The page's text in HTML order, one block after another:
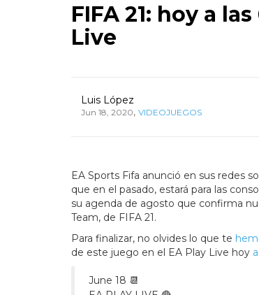
FIFA 21: hoy a
Live
Luis López
Jun 18, 2020, VIDEOJUEGOS
EA Sports Fifa anunció en sus redes
que en el pasado, estará para las
su agenda de agosto que confirma
Team, de FIFA 21.
Para finalizar, no olvides lo que te
de este juego en el EA Play Live hoy
June 18 📆